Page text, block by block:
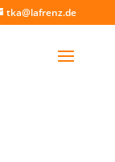
tka@lafrenz.de